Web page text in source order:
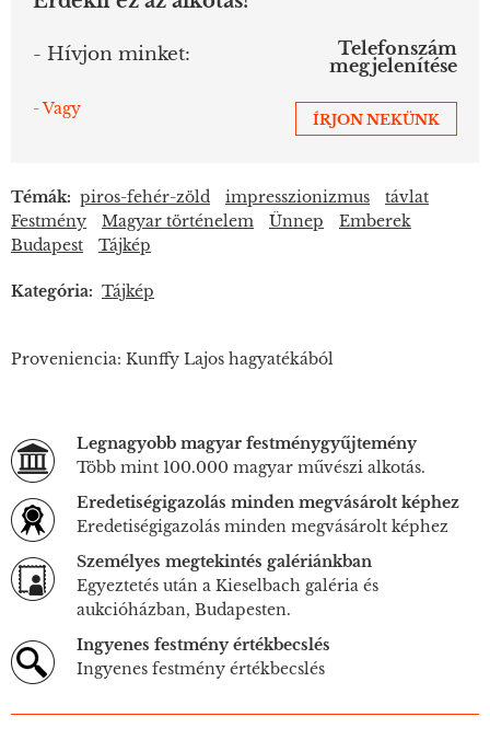
- Hívjon minket:
Telefonszám
megjelenítése
- Vagy
ÍRJON NEKÜNK
Témák: piros-fehér-zöld impresszionizmus
távlat
Festmény
Magyar történelem Ünnep
Emberek
Budapest
Tájkép
Kategória: Tájkép
Proveniencia: Kunffy Lajos hagyatékából
Legnagyobb magyar festménygyűjtemény
Több mint 100.000 magyar művészi alkotás.
Eredetiségigazolás minden megvásárolt képhez
Eredetiségigazolás minden megvásárolt képhez
Személyes megtekintés galériánkban
Egyeztetés után a Kieselbach galéria és
aukcióházban, Budapesten.
Ingyenes festmény értékbecslés
Ingyenes festmény értékbecslés